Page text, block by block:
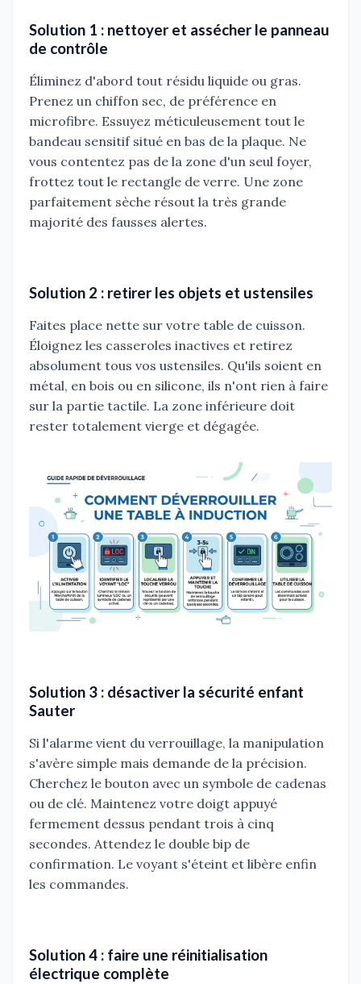
Solution 1 : nettoyer et assécher le panneau
de contrôle
Éliminez d'abord tout résidu liquide ou gras.
Prenez un chiffon sec, de préférence en
microfibre. Essuyez méticuleusement tout le
bandeau sensitif situé en bas de la plaque. Ne
vous contentez pas de la zone d'un seul foyer,
frottez tout le rectangle de verre. Une zone
parfaitement sèche résout la très grande
majorité des fausses alertes.
Solution 2 : retirer les objets et ustensiles
Faites place nette sur votre table de cuisson.
Éloignez les casseroles inactives et retirez
absolument tous vos ustensiles. Qu'ils soient en
métal, en bois ou en silicone, ils n'ont rien à faire
sur la partie tactile. La zone inférieure doit
rester totalement vierge et dégagée.
Solution 3 : désactiver la sécurité enfant
Sauter
Si l'alarme vient du verrouillage, la manipulation
s'avère simple mais demande de la précision.
Cherchez le bouton avec un symbole de cadenas
ou de clé. Maintenez votre doigt appuyé
fermement dessus pendant trois à cinq
secondes. Attendez le double bip de
confirmation. Le voyant s'éteint et libère enfin
les commandes.
Solution 4 : faire une réinitialisation
électrique complète